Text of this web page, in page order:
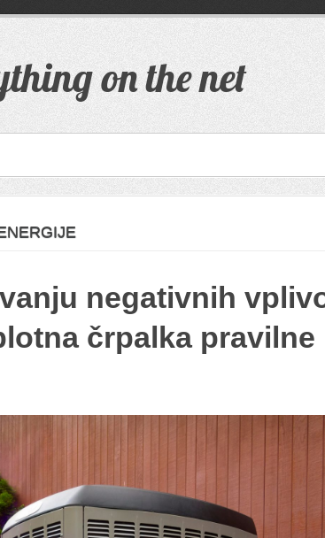
on the net
negativnih
črpalka pravilne